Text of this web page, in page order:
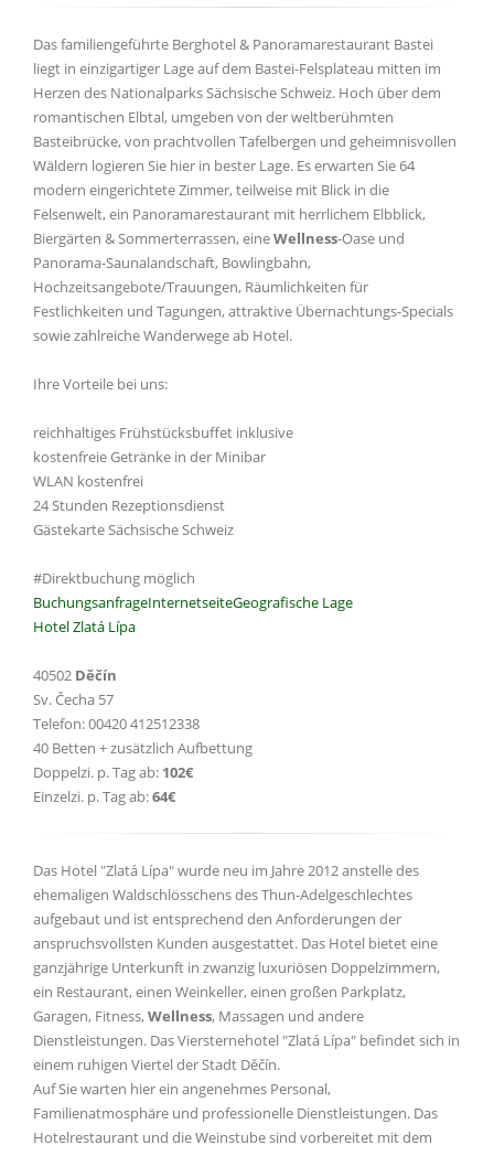
Das familiengeführte Berghotel & Panoramarestaurant Bastei
liegt in einzigartiger Lage auf dem Bastei-Felsplateau mitten im
Herzen des Nationalparks Sächsische Schweiz. Hoch über dem
romantischen Elbtal, umgeben von der weltberühmten
Basteibrücke, von prachtvollen Tafelbergen und geheimnisvollen
Wäldern logieren Sie hier in bester Lage. Es erwarten Sie 64
modern eingerichtete Zimmer, teilweise mit Blick in die
Felsenwelt, ein Panoramarestaurant mit herrlichem Elbblick,
Biergärten & Sommerterrassen, eineWellness-Oase und
Panorama-Saunalandschaft, Bowlingbahn,
Hochzeitsangebote/Trauungen, Räumlichkeiten für
Festlichkeiten und Tagungen, attraktive Übernachtungs-Specials
sowie zahlreiche Wanderwege ab Hotel.
Ihre Vorteile bei uns:
reichhaltiges Frühstücksbuffet inklusive
kostenfreie Getränke in der Minibar
WLAN kostenfrei
24 Stunden Rezeptionsdienst
Gästekarte Sächsische Schweiz
#Direktbuchung möglich
BuchungsanfrageInternetseiteGeografische Lage
Hotel Zlatá Lípa
40502 Děčín
Sv. Čecha 57
Telefon: 00420 412512338
40 Betten + zusätzlich Aufbettung
Doppelzi. p. Tag ab: 102€
Einzelzi. p. Tag ab:64€
Das Hotel "Zlatá Lípa" wurde neu im Jahre 2012 anstelle des
ehemaligen Waldschlösschens des Thun-Adelgeschlechtes
aufgebaut und ist entsprechend den Anforderungen der
anspruchsvollsten Kunden ausgestattet. Das Hotel bietet eine
ganzjährige Unterkunft in zwanzig luxuriösen Doppelzimmern,
ein Restaurant, einen Weinkeller, einen großen Parkplatz,
Garagen, Fitness,Wellness, Massagen und andere
Dienstleistungen. Das Viersternehotel "Zlatá Lípa" befindet sich in
einem ruhigen Viertel der Stadt Děčín.
Auf Sie warten hier ein angenehmes Personal,
Familienatmosphäre und professionelle Dienstleistungen. Das
Hotelrestaurant und die Weinstube sind vorbereitet mit dem